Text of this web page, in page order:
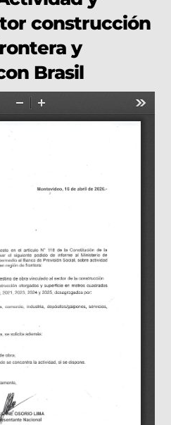
construcción
y
Brasil